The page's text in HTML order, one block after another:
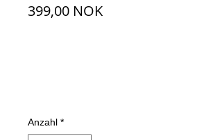
399,00 NOKPreis
Anzahl *